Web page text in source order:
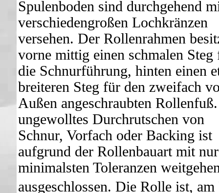
Spulenboden sind durchgehend
verschiedengroßen Lochkränzen
versehen. Der Rollenrahmen
vorne mittig einen schmalen Steg
die Schnurführung, hinten einen
breiteren Steg für den zweifach
Außen angeschraubten
ungewolltes Durchrutschen von
Schnur, Vorfach oder Backing ist
aufgrund der Rollenbauart mit nur
minimalsten Toleranzen
ausgeschlossen. Die Rolle ist,